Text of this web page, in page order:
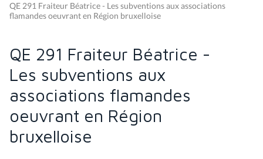
QE 291 Fraiteur Béatrice - Les subventions aux associations
flamandes oeuvrant en Région bruxelloise
QE 291 Fraiteur Béatrice -
Les subventions aux
associations flamandes
oeuvrant en Région
bruxelloise